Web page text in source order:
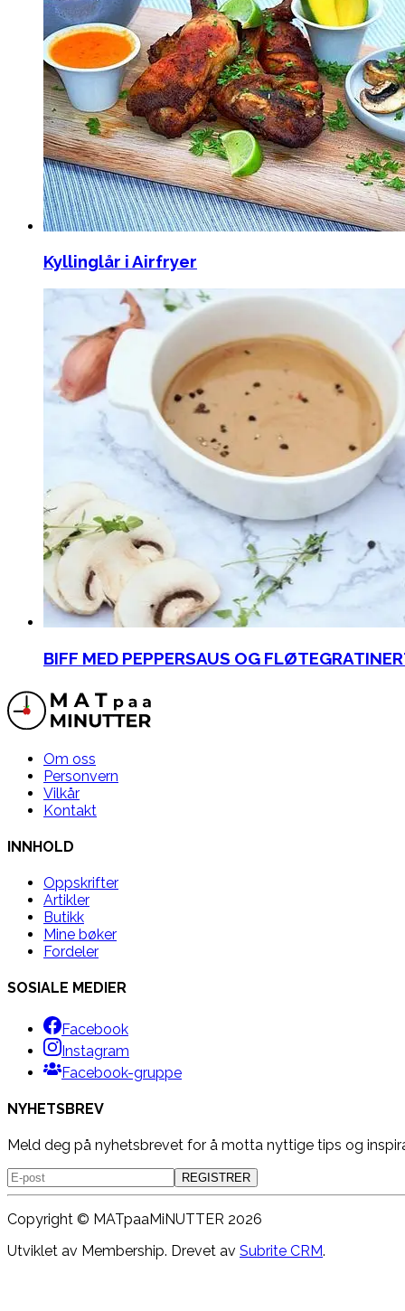
Kyllinglår i Airfryer
BIFF MED PEPPERSAUS OG
Om oss
Personvern
Vilkår
Kontakt
INNHOLD
Oppskrifter
Artikler
Butikk
Mine bøker
Fordeler
SOSIALE MEDIER
Facebook
Instagram
Facebook-gruppe
NYHETSBREV
Meld deg på nyhetsbrevet for å motta nyttige tips og
REGISTRER
Copyright © MATpaaMiNUTTER 2026
Utviklet av Membership. Drevet av Subrite CRM.